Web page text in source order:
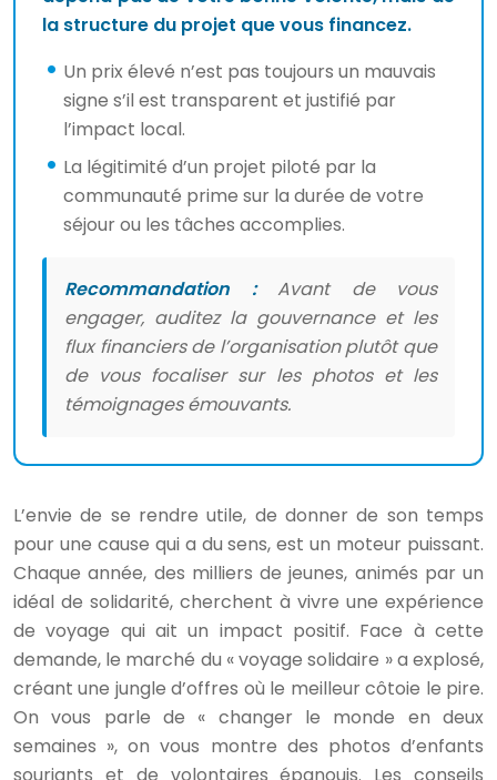
la structure du projet que vous financez.
Un prix élevé n’est pas toujours un mauvais
signe s’il est transparent et justifié par
l’impact local.
La légitimité d’un projet piloté par la
communauté prime sur la durée de votre
séjour ou les tâches accomplies.
Recommandation :Avant de vous
engager, auditez la gouvernance et les
flux financiers de l’organisation plutôt que
de vous focaliser sur les photos et les
témoignages émouvants.
L’envie de se rendre utile, de donner de son temps
pour une cause qui a du sens, est un moteur puissant.
Chaque année, des milliers de jeunes, animés par un
idéal de solidarité, cherchent à vivre une expérience
de voyage qui ait un impact positif. Face à cette
demande, le marché du « voyage solidaire » a explosé,
créant une jungle d’offres où le meilleur côtoie le pire.
On vous parle de « changer le monde en deux
semaines », on vous montre des photos d’enfants
souriants et de volontaires épanouis. Les conseils